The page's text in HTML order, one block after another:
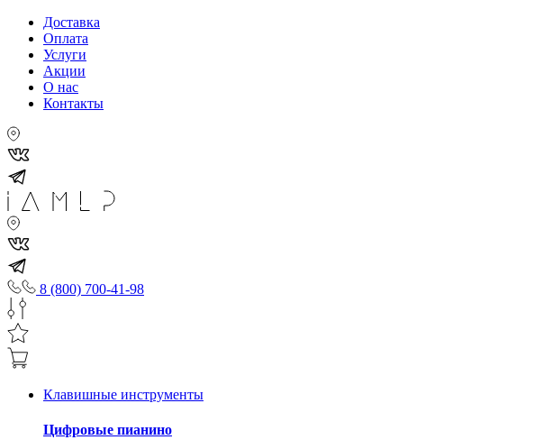
Доставка
Оплата
Услуги
Акции
О нас
Контакты
8 (800) 700-41-98
Клавишные инструменты
Цифровые пианино